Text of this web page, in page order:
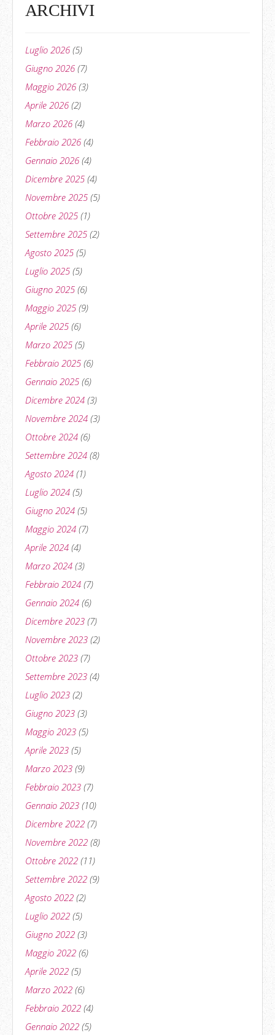
ARCHIVI
Luglio 2026 (5)
Giugno 2026 (7)
Maggio 2026 (3)
Aprile 2026 (2)
Marzo 2026 (4)
Febbraio 2026 (4)
Gennaio 2026 (4)
Dicembre 2025 (4)
Novembre 2025 (5)
Ottobre 2025 (1)
Settembre 2025 (2)
Agosto 2025 (5)
Luglio 2025 (5)
Giugno 2025 (6)
Maggio 2025 (9)
Aprile 2025 (6)
Marzo 2025 (5)
Febbraio 2025 (6)
Gennaio 2025 (6)
Dicembre 2024 (3)
Novembre 2024 (3)
Ottobre 2024 (6)
Settembre 2024 (8)
Agosto 2024 (1)
Luglio 2024 (5)
Giugno 2024 (5)
Maggio 2024 (7)
Aprile 2024 (4)
Marzo 2024 (3)
Febbraio 2024 (7)
Gennaio 2024 (6)
Dicembre 2023 (7)
Novembre 2023 (2)
Ottobre 2023 (7)
Settembre 2023 (4)
Luglio 2023 (2)
Giugno 2023 (3)
Maggio 2023 (5)
Aprile 2023 (5)
Marzo 2023 (9)
Febbraio 2023 (7)
Gennaio 2023 (10)
Dicembre 2022 (7)
Novembre 2022 (8)
Ottobre 2022 (11)
Settembre 2022 (9)
Agosto 2022 (2)
Luglio 2022 (5)
Giugno 2022 (3)
Maggio 2022 (6)
Aprile 2022 (5)
Marzo 2022 (6)
Febbraio 2022 (4)
Gennaio 2022 (5)